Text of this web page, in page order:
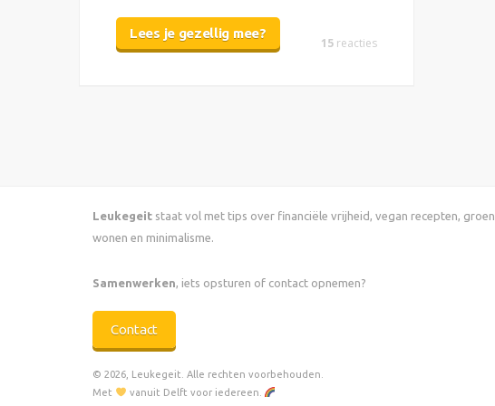
Lees je gezellig mee?
15 reacties
Leukegeit staat vol met tips over financiële vrijheid, vegan recepten, groen
wonen en minimalisme.
Samenwerken, iets opsturen of contact opnemen?
Contact
© 2026, Leukegeit. Alle rechten voorbehouden.
Met
vanuit Delft voor iedereen.